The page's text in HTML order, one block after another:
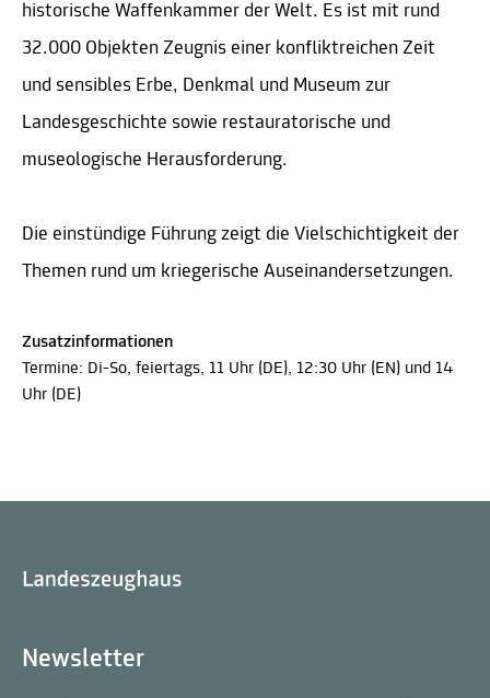
historische Waffenkammer der Welt. Es ist mit rund
32.000 Objekten Zeugnis einer konfliktreichen Zeit
und sensibles Erbe, Denkmal und Museum zur
Landesgeschichte sowie restauratorische und
museologische Herausforderung.
Die einstündige Führung zeigt die Vielschichtigkeit der
Themen rund um kriegerische Auseinandersetzungen.
Zusatzinformationen
Termine: Di-So, feiertags, 11 Uhr (DE), 12:30 Uhr (EN) und 14
Uhr (DE)
Newsletter